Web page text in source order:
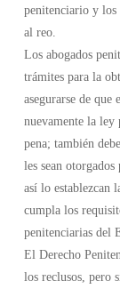
penitenciario y los
al reo.
Los abogados
trámites para la
asegurarse de
nuevamente la
pena; también
les sean
así lo establezcan
cumpla los
penitenciarias del
El Derecho
los reclusos, pero